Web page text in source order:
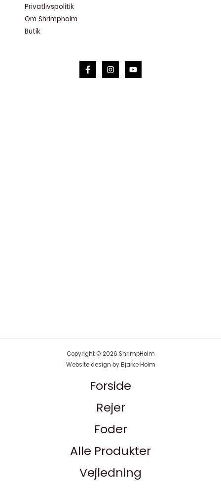
Privatlivspolitik
Om Shrimpholm
Butik
Copyright © 2026 ShrimpHolm
Website design by Bjarke Holm
Forside
Rejer
Foder
Alle Produkter
Vejledning